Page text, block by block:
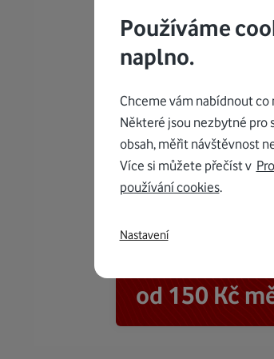
od 150 Kč
Používáme
naplno.
Chceme vám nabídnout co
Některé jsou nezbytné pro
obsah, měřit návštěvnost
Více si můžete přečíst v
používání cookies.
Nastavení